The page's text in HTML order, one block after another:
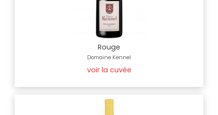
Rouge
Domaine Kennel
voir la cuvée